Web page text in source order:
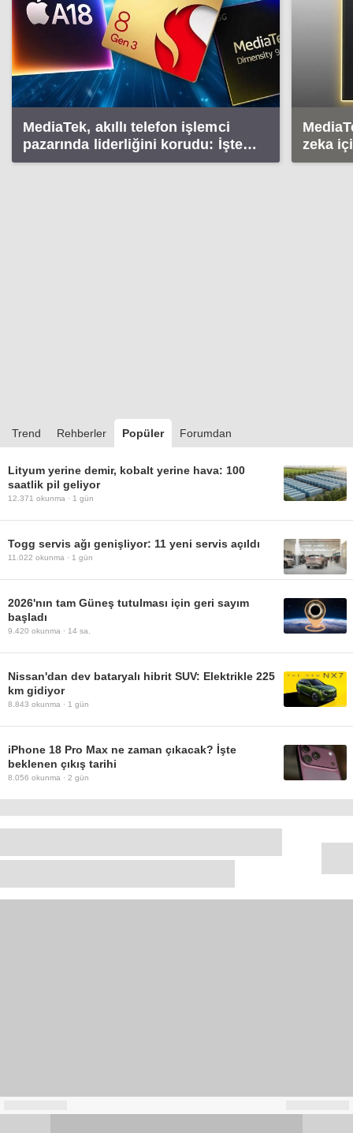
MediaTek, akıllı telefon işlemci
pazarında liderliğini korudu: İşte
sıralama
zeka
Trend Rehberler Popüler Forumdan
Lityum yerine demir, kobalt yerine hava: 100
saatlik pil geliyor
12.371 okunma · 1 gün
Togg servis ağı genişliyor: 11 yeni servis açıldı
11.022 okunma · 1 gün
2026'nın tam Güneş tutulması için geri sayım
başladı
9.420 okunma · 14 sa.
Nissan'dan dev bataryalı hibrit SUV: Elektrikle 225
km gidiyor
8.843 okunma · 1 gün
iPhone 18 Pro Max ne zaman çıkacak? İşte
beklenen çıkış tarihi
8.056 okunma · 2 gün